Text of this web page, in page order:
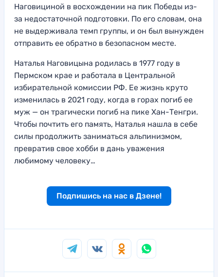
Наговициной в восхождении на пик Победы из-
за недостаточной подготовки. По его словам, она
не выдерживала темп группы, и он был вынужден
отправить ее обратно в безопасном месте.
Наталья Наговицына родилась в 1977 году в
Пермском крае и работала в Центральной
избирательной комиссии РФ. Ее жизнь круто
изменилась в 2021 году, когда в горах погиб ее
муж — он трагически погиб на пике Хан-Тенгри.
Чтобы почтить его память, Наталья нашла в себе
силы продолжить заниматься альпинизмом,
превратив свое хобби в дань уважения
любимому человеку…
Подпишись на нас в Дзене!